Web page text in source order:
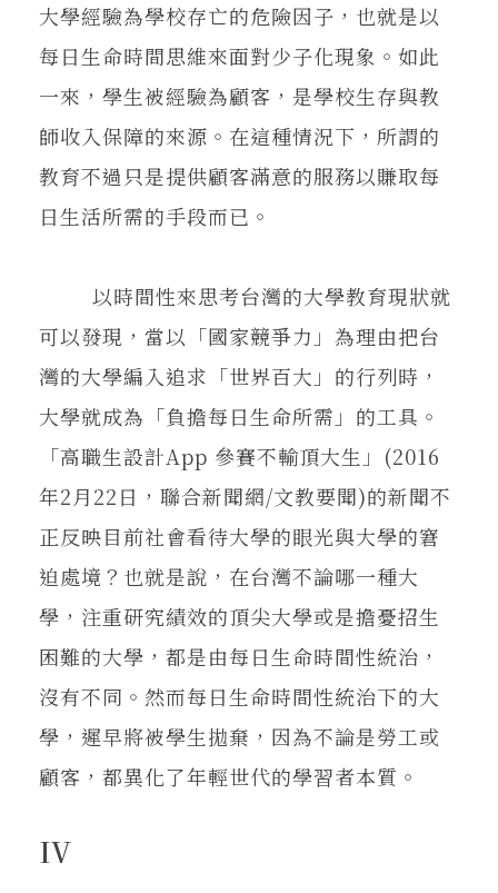
大學經驗為學校存亡的危險因子，也就是以
每日生命時間思維來面對少子化現象。如此
一來，學生被經驗為顧客，是學校生存與教
師收入保障的來源。在這種情況下，所謂的
教育不過只是提供顧客滿意的服務以賺取每
日生活所需的手段而已。
以時間性來思考台灣的大學教育現狀就
可以發現，當以「國家競爭力」為理由把台
灣的大學編入追求「世界百大」的行列時，
大學就成為「負擔每日生命所需」的工具。
「高職生設計App 參賽不輸頂大生」(2016
年2月22日，聯合新聞網/文教要聞)的新聞不
正反映目前社會看待大學的眼光與大學的窘
迫處境？也就是說，在台灣不論哪一種大
學，注重研究績效的頂尖大學或是擔憂招生
困難的大學，都是由每日生命時間性統治，
沒有不同。然而每日生命時間性統治下的大
學，遲早將被學生拋棄，因為不論是勞工或
顧客，都異化了年輕世代的學習者本質。
IV